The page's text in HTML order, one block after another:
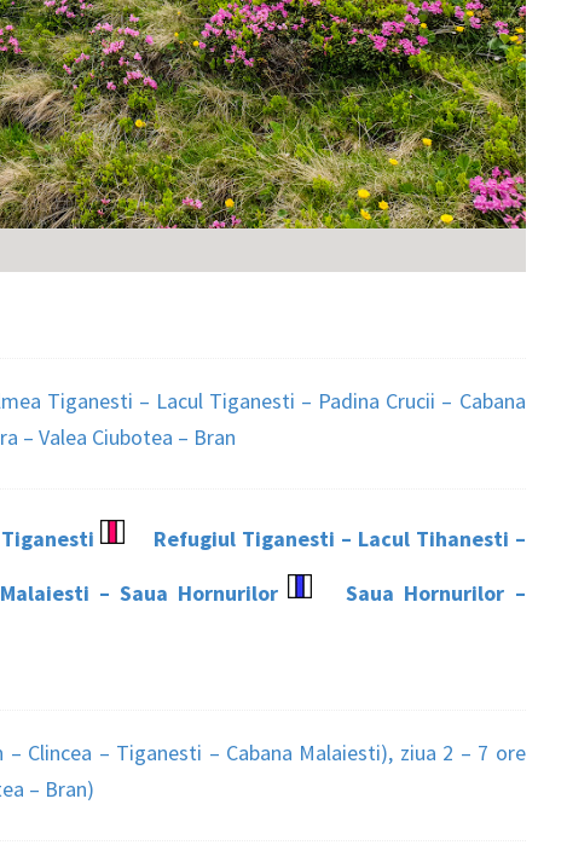
Tiganesti – Lacul Tiganesti – Padina Crucii – Cabana
– Valea Ciubotea – Bran
Refugiul Tiganesti – Lacul Tihanesti –
– Saua Hornurilor
Saua Hornurilor –
– Clincea – Tiganesti – Cabana Malaiesti), ziua 2 – 7 ore
– Bran)